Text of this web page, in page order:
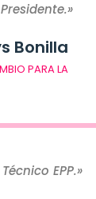
Bonilla
PARA LA
EPP.»